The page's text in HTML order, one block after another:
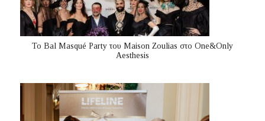
Το Bal Masqué Party του Maison Zoulias στο One&Only
Aesthesis